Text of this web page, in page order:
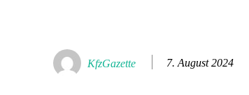
KfzGazette 7. August 2024